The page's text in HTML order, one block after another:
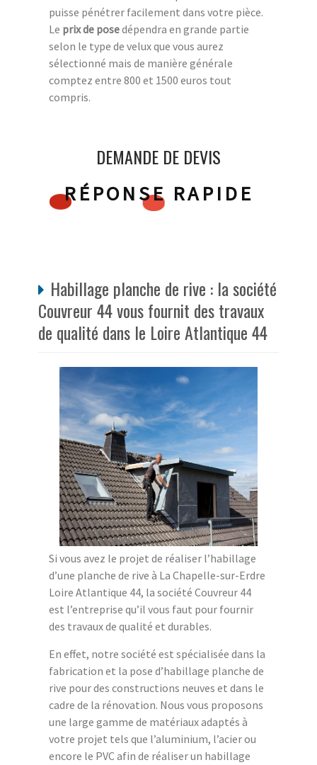
puisse pénétrer facilement dans votre pièce.
Le prix de posedépendra en grande partie
selon le type de velux que vous aurez
sélectionné mais de manière générale
comptez entre 800 et 1500 euros tout
compris.
DEMANDE DE DEVIS
RÉPONSE RAPIDE
Habillage planche de rive : la société
Couvreur 44 vous fournit des travaux
de qualité dans le Loire Atlantique 44
Si vous avez le projet de réaliser l’habillage
d’une planche de rive à La Chapelle-sur-Erdre
Loire Atlantique 44, la société Couvreur 44
est l’entreprise qu’il vous faut pour fournir
des travaux de qualité et durables.
En effet, notre société est spécialisée dans la
fabrication et la pose d’habillage planche de
rive pour des constructions neuves et dans le
cadre de la rénovation. Nous vous proposons
une large gamme de matériaux adaptés à
votre projet tels que l’aluminium, l’acier ou
encore le PVC afin de réaliser un habillage